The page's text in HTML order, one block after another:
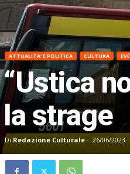
ATTUALITA' E POLITICA CULTURA
“Ustica
la strage
Di Redazione Culturale- 26/06/2023